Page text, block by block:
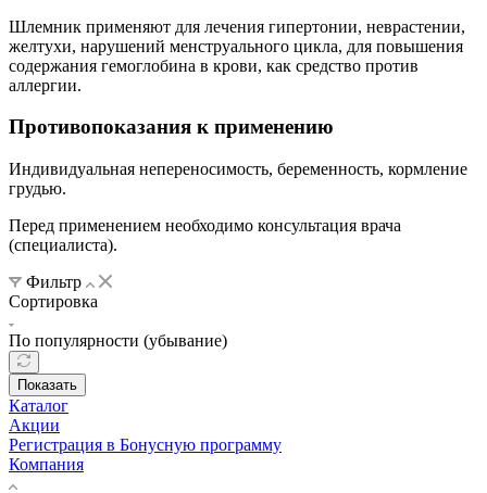
Шлемник применяют для лечения гипертонии, неврастении,
желтухи, нарушений менструального цикла, для повышения
содержания гемоглобина в крови, как средство против
аллергии.
Противопоказания к применению
Индивидуальная непереносимость, беременность, кормление
грудью.
Перед применением необходимо консультация врача
(специалиста).
Фильтр
Сортировка
По популярности (убывание)
Показать
Каталог
Акции
Регистрация в Бонусную программу
Компания